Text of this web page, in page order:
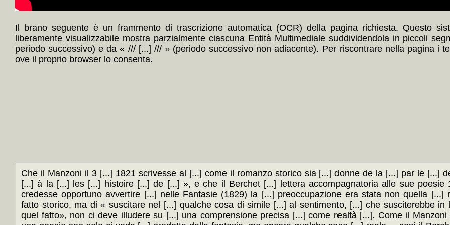
Il brano seguente è un frammento di trascrizione automatica (OCR) della pagina richiesta. Questo
liberamente visualizzabile mostra parzialmente ciascuna Entità Multimediale suddividendola in piccoli
periodo successivo) e da « /// [...] /// » (periodo successivo non adiacente). Per riscontrare nella pagina i
ove il proprio browser lo consenta.
Che il Manzoni il 3 [...] 1821 scrivesse al [...] come il romanzo storico sia [...] donne de la [...] par le [...]
[...] à la [...] les [...] histoire [...] de [...] », e che il Berchet [...] lettera accompagnatoria alle sue poesie
credesse opportuno avvertire [...] nelle Fantasie (1829) la [...] preoccupazione era stata non quella [...]
fatto storico, ma di « suscitare nel [...] qualche cosa di simile [...] al sentimento, [...] che susciterebbe in
quel fatto», non ci deve illudere su [...] una comprensione precisa [...] come realtà [...]. Come il